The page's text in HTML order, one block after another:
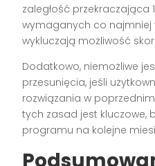
zaległość przekraczająca
wymaganych co najmniej
wykluczają możliwość
Dodatkowo, niemożliwe
przesunięcia, jeśli
rozwiązania w
tych zasad jest
programu na kolejne